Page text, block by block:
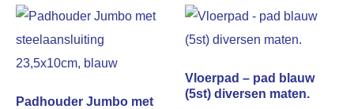
Padhouder Jumbo met
Vloerpad – pad blauw
(5st) diversen maten.